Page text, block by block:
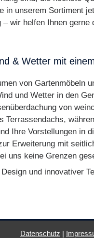
unserem Sortiment
wir helfen Ihnen
& Wetter mit
von
und Wetter in den
von
Ihre Vorstellungen in
Erweiterung mit
uns keine Grenzen
und innovativer
Datenschutz |